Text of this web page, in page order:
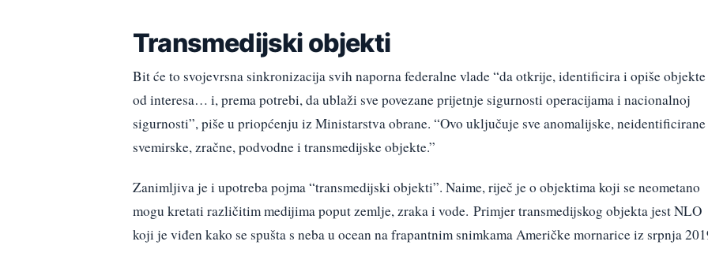
Transmedijski objekti
Bit će to svojevrsna sinkronizacija svih naporna federalne vlade “da otkrije, identificira i opiše objekte
od interesa… i, prema potrebi, da ublaži sve povezane prijetnje sigurnosti operacijama i nacionalnoj
sigurnosti”, piše u priopćenju iz Ministarstva obrane. “Ovo uključuje sve anomalijske, neidentificirane
svemirske, zračne, podvodne i transmedijske objekte.”
Zanimljiva je i upotreba pojma “transmedijski objekti”. Naime, riječ je o objektima koji se neometano
mogu kretati različitim medijima poput zemlje, zraka i vode. Primjer transmedijskog objekta jest NLO
koji je viđen kako se spušta s neba u ocean na frapantnim snimkama Američke mornarice iz srpnja